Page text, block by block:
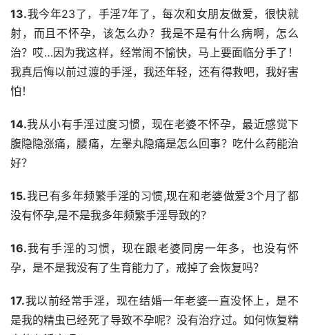
13.我今年23了，手淫7年了，每次和女朋友做爱，很快就
射，而且不怀孕，该怎么办？我是不是有什么病啊，怎么
治？哎…因为我这样，经常闹不愉快，马上要面临分手了！
我真后悔以前过渡的手淫，我还年轻，还有得救吧，我好害
怕！
14.我从小有手淫过度习惯，现在老婆不怀孕，最近感觉下
腹隐隐涨痛，腰痛，左睾丸隐痛是怎么回事？吃什么药能治
好？
15.我已有多年频繁手淫的习惯,现在和老婆做爱3个月了都
没有怀孕,是不是我多年频繁手淫导致的？
16.我有手淫的习惯，现在跟老婆同房一年多，也没有怀
孕，是不是我没有了生育能力了，戒掉了会恢复吗？
17.我以前经常手淫，现在结婚一年老婆一直没怀上，是不
是我的精虫已经死了导致不孕呢？没有治疗过。如何恢复精